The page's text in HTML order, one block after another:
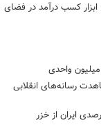
کسب درآمد در فضای
رسانه‌های انقلابی